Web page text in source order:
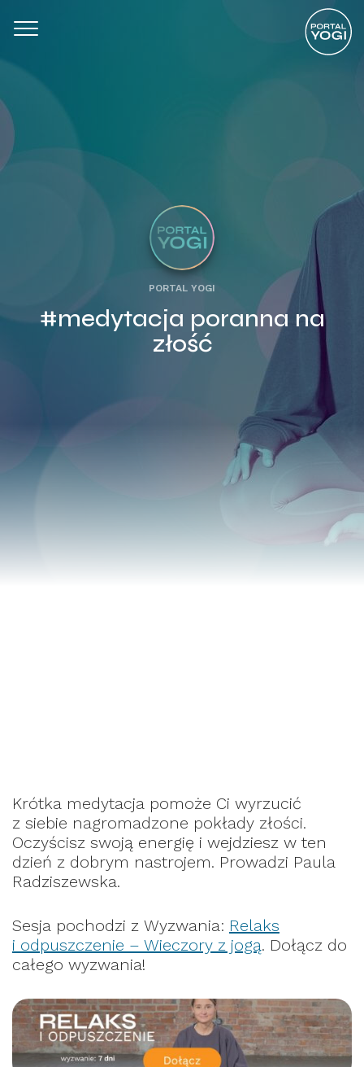
PORTAL YOGI
#medytacja poranna na
złość
Krótka medytacja pomoże Ci wyrzucić
z siebie nagromadzone pokłady złości.
Oczyścisz swoją energię i wejdziesz w ten
dzień z dobrym nastrojem. Prowadzi Paula
Radziszewska.
Sesja pochodzi z Wyzwania: Relaks
i odpuszczenie – Wieczory z jogą. Dołącz do
całego wyzwania!